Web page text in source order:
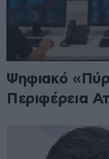
Ψηφιακό
Περιφέρεια